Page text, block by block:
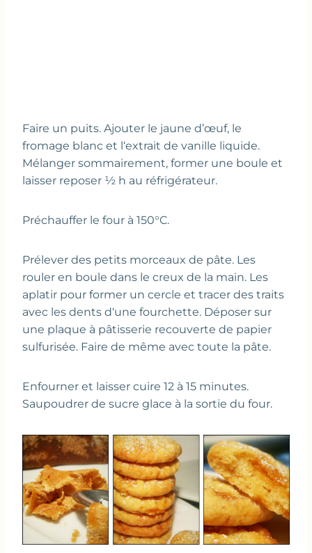
Faire un puits. Ajouter le jaune d’œuf, le
fromage blanc et l‘extrait de vanille liquide.
Mélanger sommairement, former une boule et
laisser reposer ½ h au réfrigérateur.
Préchauffer le four à 150°C.
Prélever des petits morceaux de pâte. Les
rouler en boule dans le creux de la main. Les
aplatir pour former un cercle et tracer des traits
avec les dents d‘une fourchette. Déposer sur
une plaque à pâtisserie recouverte de papier
sulfurisée. Faire de même avec toute la pâte.
Enfourner et laisser cuire 12 à 15 minutes.
Saupoudrer de sucre glace à la sortie du four.